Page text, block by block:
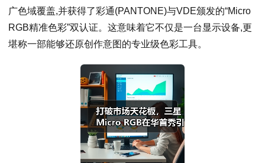
广色域覆盖,并获得了彩通(PANTONE)与VDE颁发的“Micro
RGB精准色彩”双认证。这意味着它不仅是一台显示设备,更
堪称一部能够还原创作意图的专业级色彩工具。